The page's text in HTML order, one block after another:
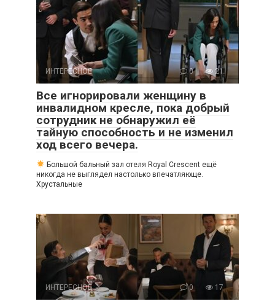
ИНТЕРЕСНОЕ 0 21
Все игнорировали женщину в
инвалидном кресле, пока добрый
сотрудник не обнаружил её
тайную способность и не изменил
ход всего вечера.
Большой бальный зал отеля Royal Crescent ещё
никогда не выглядел настолько впечатляюще.
Хрустальные
ИНТЕРЕСНОЕ 0 17